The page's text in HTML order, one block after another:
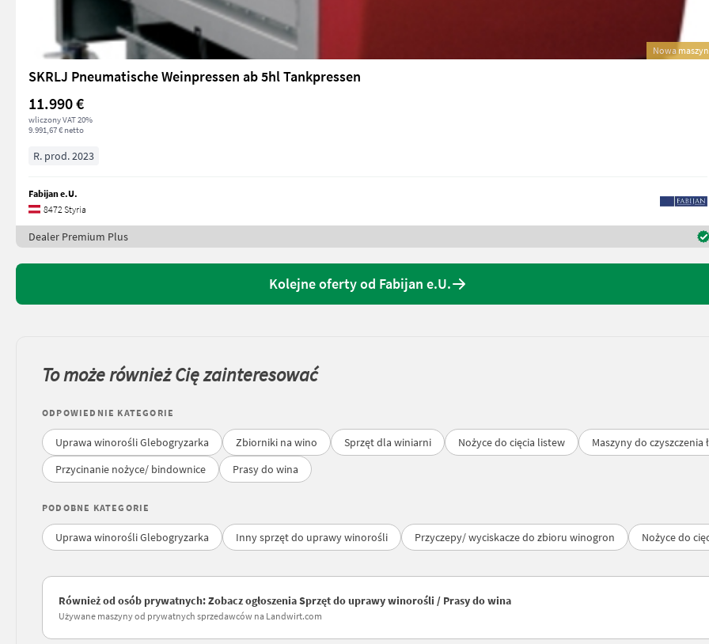
Nowa
SKRLJ Pneumatische Weinpressen ab 5hl Tankpressen
11.990 €
wliczony VAT 20%
9.991,67 € netto
R. prod. 2023
Fabijan e.U.
8472 Styria
Dealer Premium Plus
Kolejne oferty od Fabijan e.U.
To może również Cię zainteresować
ODPOWIEDNIE KATEGORIE
Uprawa winorośli Glebogryzarka Zbiorniki na wino Sprzęt dla winiarni Nożyce do cięcia listew Maszyny do czyszczenia
Przycinanie nożyce/ bindownice
Prasy do wina
PODOBNE KATEGORIE
Uprawa winorośli Glebogryzarka Inny sprzęt do uprawy winorośli Przyczepy/ wyciskacze do zbioru winogron Nożyce do
Również od osób prywatnych: Zobacz ogłoszenia Sprzęt do uprawy winorośli / Prasy do wina
Używane maszyny od prywatnych sprzedawców na Landwirt.com